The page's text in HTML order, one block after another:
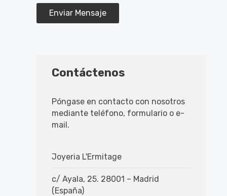
Contáctenos
Póngase en contacto con nosotros
mediante teléfono, formulario o e-
mail.
Joyeria L'Ermitage
c/ Ayala, 25. 28001 – Madrid
(España)